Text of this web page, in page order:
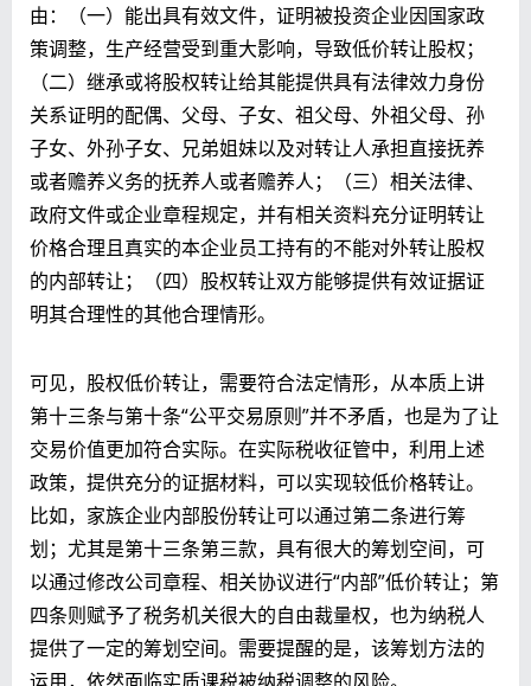
由：（一）能出具有效文件，证明被投资企业因国家政
策调整，生产经营受到重大影响，导致低价转让股权；
（二）继承或将股权转让给其能提供具有法律效力身份
关系证明的配偶、父母、子女、祖父母、外祖父母、孙
子女、外孙子女、兄弟姐妹以及对转让人承担直接抚养
或者赡养义务的抚养人或者赡养人；（三）相关法律、
政府文件或企业章程规定，并有相关资料充分证明转让
价格合理且真实的本企业员工持有的不能对外转让股权
的内部转让；（四）股权转让双方能够提供有效证据证
明其合理性的其他合理情形。
可见，股权低价转让，需要符合法定情形，从本质上讲
第十三条与第十条“公平交易原则”并不矛盾，也是为了让
交易价值更加符合实际。在实际税收征管中，利用上述
政策，提供充分的证据材料，可以实现较低价格转让。
比如，家族企业内部股份转让可以通过第二条进行筹
划；尤其是第十三条第三款，具有很大的筹划空间，可
以通过修改公司章程、相关协议进行“内部”低价转让；第
四条则赋予了税务机关很大的自由裁量权，也为纳税人
提供了一定的筹划空间。需要提醒的是，该筹划方法的
运用，依然面临实质课税被纳税调整的风险。